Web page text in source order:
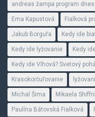
andreas žampa program dnes
Ema Kapustová Fialková
Jakub Borguľa Kedy ide
Kedy ide lyžovanie Kedy
Kedy ide Vlhová? Svetový
Krasokorčuľovanie
Michal Šima Mikaela
Paulína Bátovská Fialková